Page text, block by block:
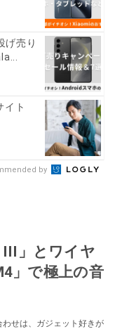
げ売り
イト
by
III」とワイヤ
」で極上の音
わせは、ガジェット好きが